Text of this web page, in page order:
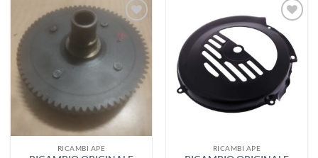
Aggiungi
alla lista
RICAMBI APE
Aggiungi
alla lista
desideri
RICAMBI APE